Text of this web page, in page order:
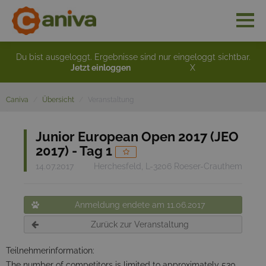
Du bist ausgeloggt. Ergebnisse sind nur eingeloggt sichtbar.
Jetzt einloggen
X
Caniva Übersicht
Junior European Open 2017 (JEO
2017) - Tag 1
14.07.2017 Herchesfeld, L-3206 Roeser-Crauthem
Anmeldung endete am 11.06.2017
Zurück zur Veranstaltung
Teilnehmerinformation: